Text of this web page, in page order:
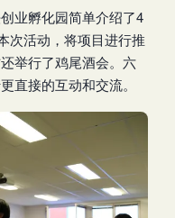
业孵化园简单介绍了4
次活动，将项目进行推
举行了鸡尾酒会。六
直接的互动和交流。